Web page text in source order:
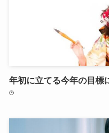
年初に立てる今年の目